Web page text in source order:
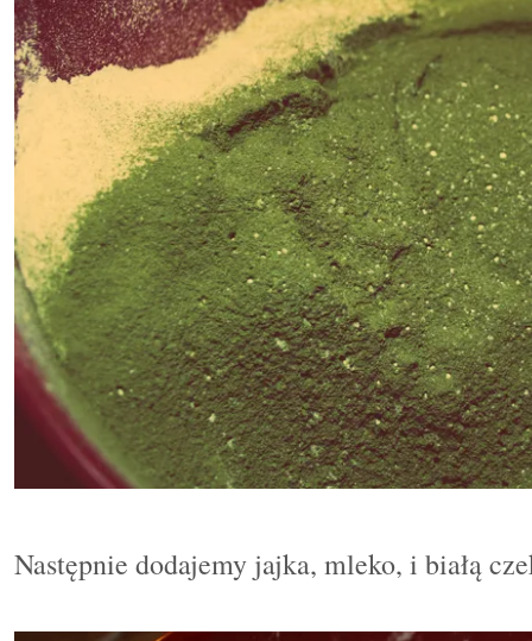
Następnie dodajemy jajka, mleko, i białą